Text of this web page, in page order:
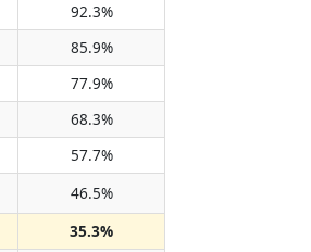
92.3%
85.9%
77.9%
68.3%
57.7%
46.5%
35.3%